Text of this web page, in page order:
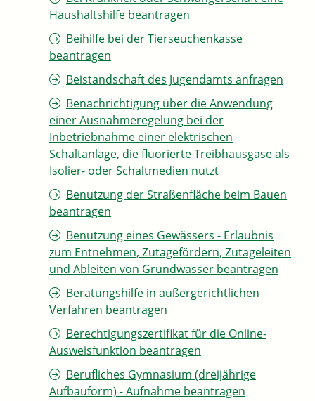
Haushaltshilfe beantragen
Beihilfe bei der Tierseuchenkasse
beantragen
Beistandschaft des Jugendamts anfragen
Benachrichtigung über die Anwendung
einer Ausnahmeregelung bei der
Inbetriebnahme einer elektrischen
Schaltanlage, die fluorierte Treibhausgase als
Isolier- oder Schaltmedien nutzt
Benutzung der Straßenfläche beim Bauen
beantragen
Benutzung eines Gewässers - Erlaubnis
zum Entnehmen, Zutagefördern, Zutageleiten
und Ableiten von Grundwasser beantragen
Beratungshilfe in außergerichtlichen
Verfahren beantragen
Berechtigungszertifikat für die Online-
Ausweisfunktion beantragen
Berufliches Gymnasium (dreijährige
Aufbauform) - Aufnahme beantragen